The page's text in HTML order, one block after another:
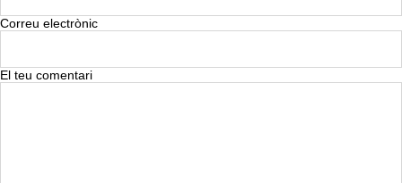
Correu electrònic
El teu comentari